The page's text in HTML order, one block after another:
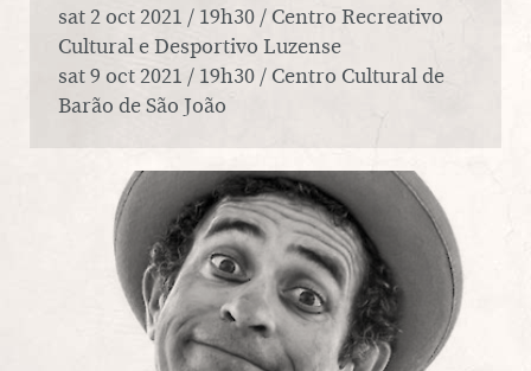
sat 2 oct 2021 / 19h30 / Centro Recreativo
Cultural e Desportivo Luzense
sat 9 oct 2021 / 19h30 / Centro Cultural de
Barão de São João